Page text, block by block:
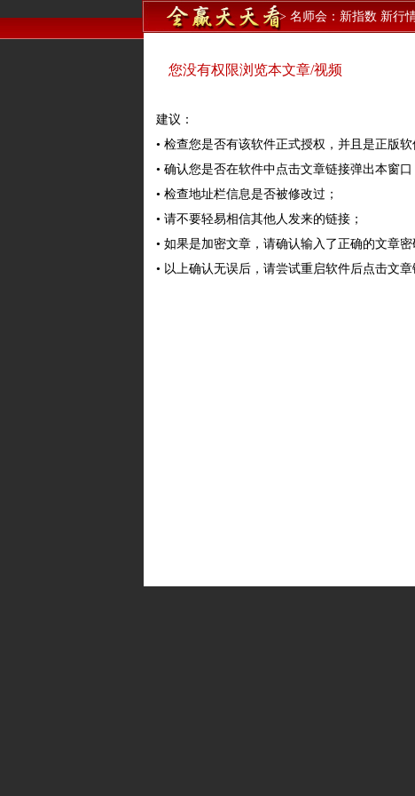
>名师会：新指数 新行
您没有权限浏览本文章/视频
建议：
• 检查您是否有该软件正式授权，并且是正版软
• 确认您是否在软件中点击文章链接弹出本窗口
• 检查地址栏信息是否被修改过；
• 请不要轻易相信其他人发来的链接；
• 如果是加密文章，请确认输入了正确的文章密
• 以上确认无误后，请尝试重启软件后点击文章